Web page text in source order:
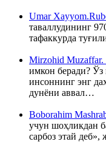
Umar
таваллудининг
тафаккурда
Mirzohid Muzaffar.
имкон беради?
инсоннинг энг
дунёни аввал…
Boborahim
учун шоҳликдан
сарбоз этай